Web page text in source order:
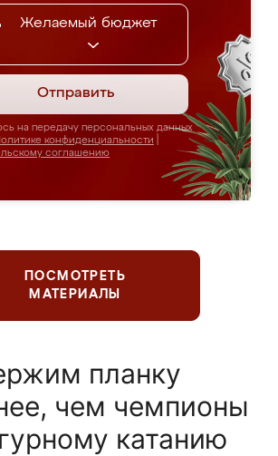
Желаемый бюджет
Отправить
на передачу персональных данных
конфиденциальности
соглашению
ПОСМОТРЕТЬ
МАТЕРИАЛЫ
планку
чем чемпионы
катанию